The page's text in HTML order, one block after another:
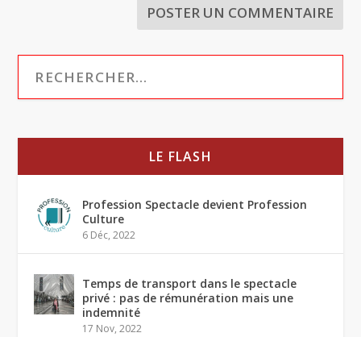
LE FLASH
Profession Spectacle devient Profession
Culture
6 Déc, 2022
Temps de transport dans le spectacle
privé : pas de rémunération mais une
indemnité
17 Nov, 2022